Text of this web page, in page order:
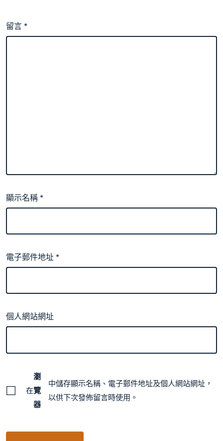
留言*
顯示名稱*
電子郵件地址*
個人網站網址
在
瀏
覽
器
中儲存顯示名稱、電子郵件地址及個人網站網址，
以供下次發佈留言時使用。